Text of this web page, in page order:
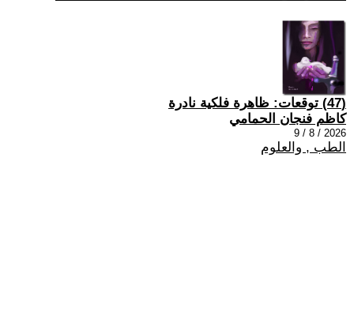
(47) توقعات: ظاهرة فلكية نادرة
كاظم فنجان الحمامي
2026 / 8 / 9
الطب , والعلوم